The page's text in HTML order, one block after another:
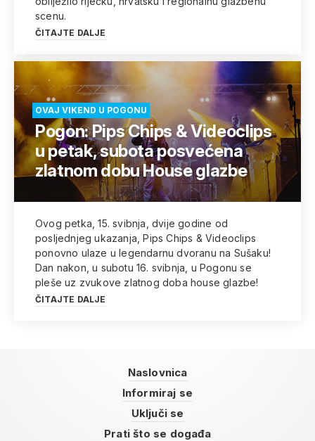
scenu.
ČITAJTE DALJE
OVAJ VIKEND U POGONU
Pogon: Pips Chips & Videoclips
u petak, subota posvećena
zlatnom dobu House glazbe
Ovog petka, 15. svibnja, dvije godine od
posljednjeg ukazanja, Pips Chips & Videoclips
ponovno ulaze u legendarnu dvoranu na Sušaku!
Dan nakon, u subotu 16. svibnja, u Pogonu se
pleše uz zvukove zlatnog doba house glazbe!
ČITAJTE DALJE
Naslovnica
Informiraj se
Uključi se
Prati što se događa